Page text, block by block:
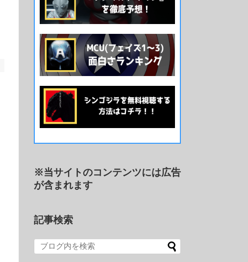
※当サイトのコンテンツには広告
が含まれます
記事検索